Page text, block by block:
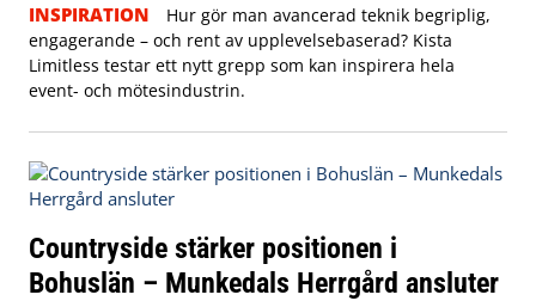
INSPIRATION
Hur gör man avancerad teknik begriplig,
engagerande – och rent av upplevelsebaserad? Kista
Limitless testar ett nytt grepp som kan inspirera hela
event- och mötesindustrin.
Countryside stärker positionen i
Bohuslän – Munkedals Herrgård ansluter